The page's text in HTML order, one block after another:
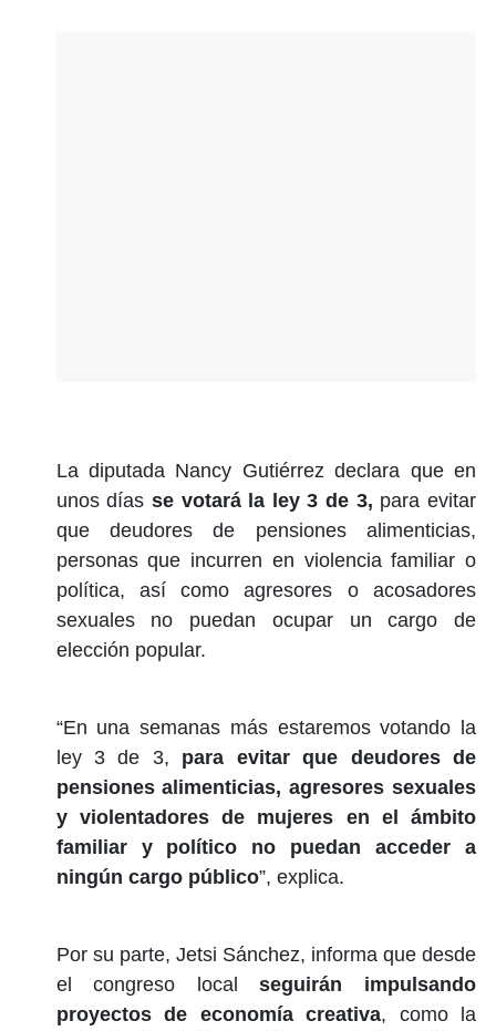
La diputada Nancy Gutiérrez declara que en
unos días se votará la ley 3 de 3, para evitar
que deudores de pensiones alimenticias,
personas que incurren en violencia familiar o
política, así como agresores o acosadores
sexuales no puedan ocupar un cargo de
elección popular.
“En una semanas más estaremos votando la
ley 3 de 3, para evitar que deudores de
pensiones alimenticias, agresores sexuales
y violentadores de mujeres en el ámbito
familiar y político no puedan acceder a
ningún cargo público”, explica.
Por su parte, Jetsi Sánchez, informa que desde
el congreso localseguirán impulsando
proyectos de economía creativa, como la